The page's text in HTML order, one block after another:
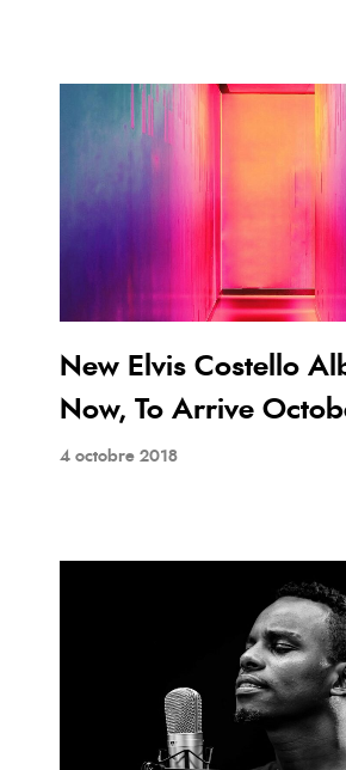
New Elvis Costello
Now, To Arrive
4 octobre 2018